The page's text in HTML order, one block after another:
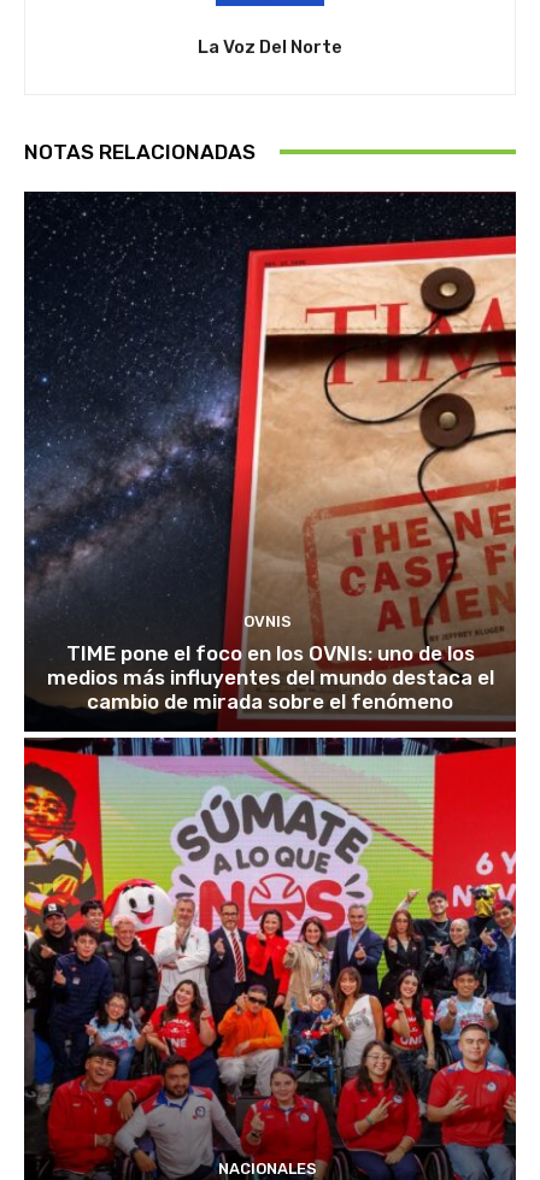
La Voz Del Norte
NOTAS RELACIONADAS
OVNIS
TIME pone el foco en los OVNIs: uno de los
medios más influyentes del mundo destaca el
cambio de mirada sobre el fenómeno
NACIONALES